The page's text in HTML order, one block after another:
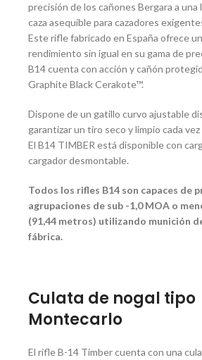
precisión de los cañones Bergara a
caza asequible para cazadores
Este rifle fabricado en España ofrece
rendimiento sin igual en su gama de
B14 cuenta con acción y cañón
Graphite Black Cerakote™.
Dispone de un gatillo curvo ajustable
garantizar un tiro seco y limpio cada
El B14 TIMBER está disponible con
cargador desmontable.
Todos los rifles B14 son capaces de
agrupaciones de sub -1,0 MOA o
(91,44 metros) utilizando munición
fábrica.
Culata de nogal tipo
Montecarlo
El rifle B-14 Timber cuenta con una